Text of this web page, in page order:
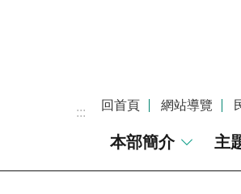
:::
回首頁 網站導覽
本部簡介 主